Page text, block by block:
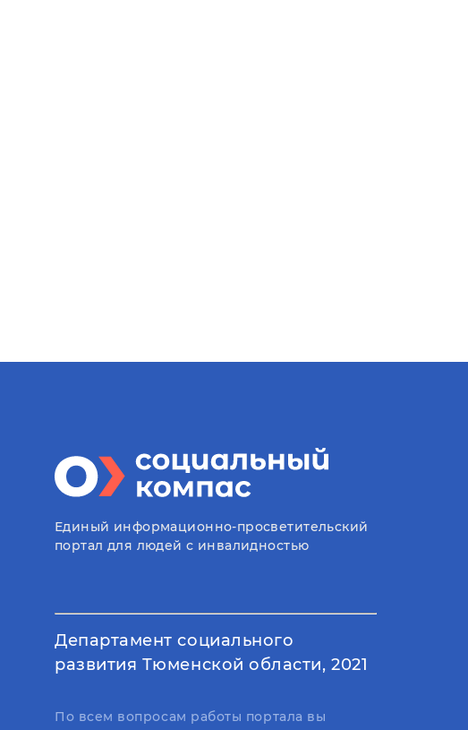
Единый информационно-просветительский
портал для людей с инвалидностью
Департамент социального
развития Тюменской области, 2021
По всем вопросам работы портала вы